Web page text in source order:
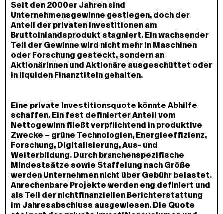
Seit den 2000er Jahren sind
Unternehmensgewinne gestiegen, doch der
Anteil der privaten Investitionen am
Bruttoinlandsprodukt stagniert. Ein wachsender
Teil der Gewinne wird nicht mehr in Maschinen
oder Forschung gesteckt, sondern an
Aktionärinnen und Aktionäre ausgeschüttet oder
in liquiden Finanztiteln gehalten.
Eine private Investitionsquote könnte Abhilfe
schaffen. Ein fest definierter Anteil vom
Nettogewinn fließt verpflichtend in produktive
Zwecke – grüne Technologien, Energieeffizienz,
Forschung, Digitalisierung, Aus- und
Weiterbildung. Durch branchenspezifische
Mindestsätze sowie Staffelung nach Größe
werden Unternehmen nicht über Gebühr belastet.
Anrechenbare Projekte werden eng definiert und
als Teil der nichtfinanziellen Berichterstattung
im Jahresabschluss ausgewiesen. Die Quote